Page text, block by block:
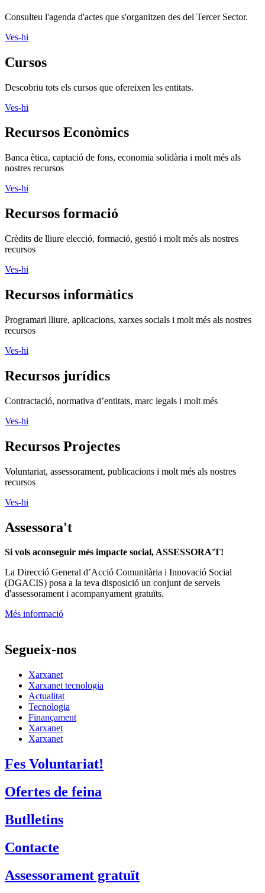
Consulteu l'agenda d'actes que s'organitzen des del Tercer Sector.
Ves-hi
Cursos
Descobriu tots els cursos que ofereixen les entitats.
Ves-hi
Recursos Econòmics
Banca ètica, captació de fons, economia solidària i molt més als
nostres recursos
Ves-hi
Recursos formació
Crèdits de lliure elecció, formació, gestió i molt més als nostres
recursos
Ves-hi
Recursos informàtics
Programari lliure, aplicacions, xarxes socials i molt més als nostres
recursos
Ves-hi
Recursos jurídics
Contractació, normativa d’entitats, marc legals i molt més
Ves-hi
Recursos Projectes
Voluntariat, assessorament, publicacions i molt més als nostres
recursos
Ves-hi
Assessora't
Si vols aconseguir més impacte social, ASSESSORA'T!
La Direcció General d’Acció Comunitària i Innovació Social
(DGACIS) posa a la teva disposició un conjunt de serveis
d'assessorament i acompanyament gratuïts.
Més informació
Segueix-nos
Xarxanet
Xarxanet tecnologia
Actualitat
Tecnologia
Finançament
Xarxanet
Xarxanet
Fes Voluntariat!
Ofertes de feina
Butlletins
Contacte
Assessorament gratuït